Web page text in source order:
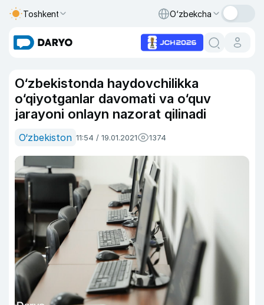
Toshkent O‘zbekcha
O‘zbekistonda haydovchilikka
o‘qiyotganlar davomati va o‘quv
jarayoni onlayn nazorat qilinadi
O‘zbekiston 11:54 / 19.01.2021 1374